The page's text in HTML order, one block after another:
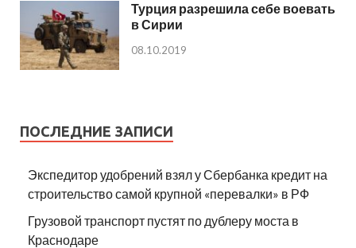
Турция разрешила себе воевать
в Сирии
08.10.2019
ПОСЛЕДНИЕ ЗАПИСИ
Экспедитор удобрений взял у Сбербанка кредит на
строительство самой крупной «перевалки» в РФ
Грузовой транспорт пустят по дублеру моста в
Краснодаре